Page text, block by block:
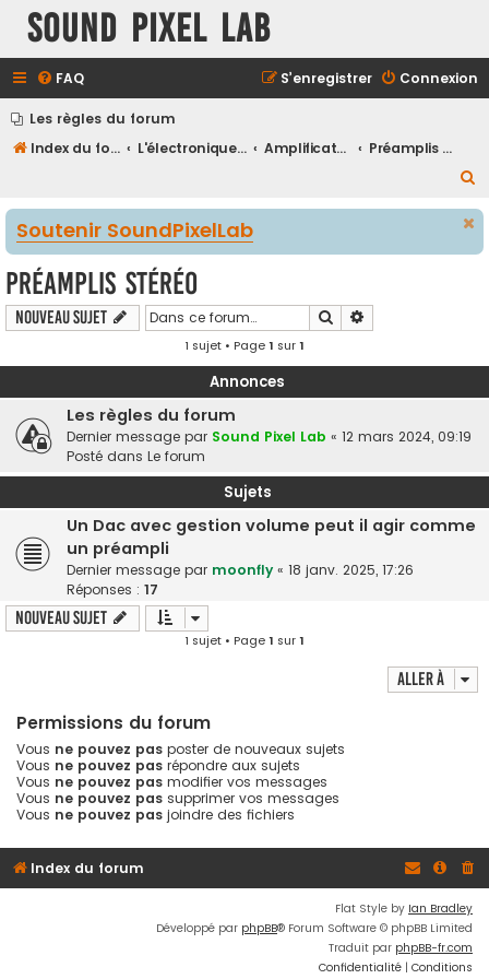
Sound Pixel Lab
FAQ Connexion
S’enregistrer
Les règles du forum
Index du forum
L'électronique audio et vidéo Amplificateurs et préamplificateurs
Préamplis stéréo
e
e
Soutenir SoundPixelLab
Préamplis stéréo
Nouveau sujet Rechercher
1 sujet • Page1 sur1
Annonces
Les règles du forum
Dernier message par Sound Pixel Lab « 12 mars 2024, 09:19
Posté dans Le forum
Sujets
Un Dac avec gestion volume peut il agir comme
un préampli
Dernier message par moonfly « 18 janv. 2025, 17:26
Réponses : 17
Nouveau sujet
1 sujet • Page1 sur1
Aller à
Permissions du forum
Vous ne pouvez pas poster de nouveaux sujets
Vous ne pouvez pas répondre aux sujets
Vous ne pouvez pas modifier vos messages
Vous ne pouvez pas supprimer vos messages
Vous ne pouvez pas joindre des fichiers
Index du forum
Flat Style by Ian Bradley
Développé par phpBB® Forum Software © phpBB Limited
Traduit par phpBB-fr.com
Confidentialité | Conditions